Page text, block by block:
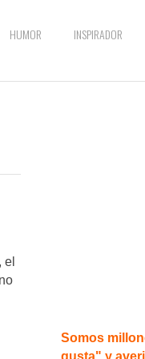
HUMOR INSPIRADOR
Somos
gusta" y